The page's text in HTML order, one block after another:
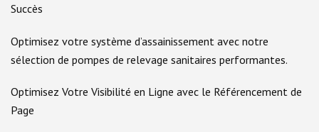
Succès
Optimisez votre système d’assainissement avec notre
sélection de pompes de relevage sanitaires performantes.
Optimisez Votre Visibilité en Ligne avec le Référencement de
Page